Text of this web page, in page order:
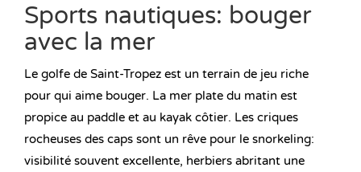
Sports nautiques: bouger
avec la mer
Le golfe de Saint-Tropez est un terrain de jeu riche
pour qui aime bouger. La mer plate du matin est
propice au paddle et au kayak côtier. Les criques
rocheuses des caps sont un rêve pour le snorkeling:
visibilité souvent excellente, herbiers abritant une